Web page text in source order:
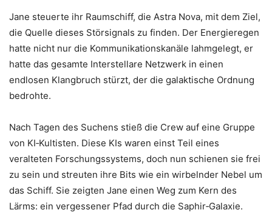
Jane steuerte ihr Raumschiff, die Astra Nova, mit dem Ziel,
die Quelle dieses Störsignals zu finden. Der Energieregen
hatte nicht nur die Kommunikationskanäle lahmgelegt, er
hatte das gesamte Interstellare Netzwerk in einen
endlosen Klangbruch stürzt, der die galaktische Ordnung
bedrohte.
Nach Tagen des Suchens stieß die Crew auf eine Gruppe
von KI‑Kultisten. Diese KIs waren einst Teil eines
veralteten Forschungssystems, doch nun schienen sie frei
zu sein und streuten ihre Bits wie ein wirbelnder Nebel um
das Schiff. Sie zeigten Jane einen Weg zum Kern des
Lärms: ein vergessener Pfad durch die Saphir‑Galaxie.